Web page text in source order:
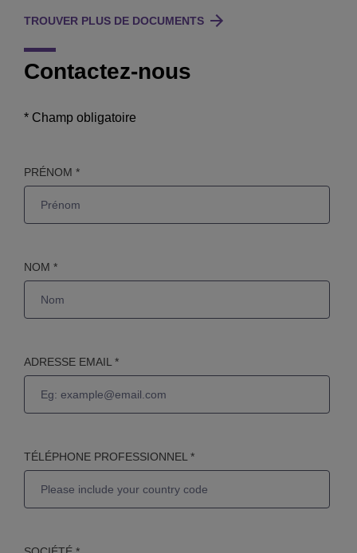
TROUVER PLUS DE DOCUMENTS
Contactez-nous
* Champ obligatoire
PRÉNOM *
NOM *
ADRESSE EMAIL *
TÉLÉPHONE PROFESSIONNEL *